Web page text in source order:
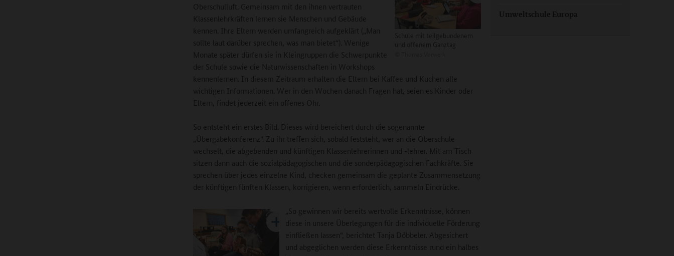
Oberschulluft. Gemeinsam mit den ihnen vertrauten
Klassenlehrkräften lernen sie Menschen und Gebäude
kennen. Ihre Eltern werden umfangreich aufgeklärt („Man
sollte laut darüber sprechen, was man bietet“). Wenige
Monate später dürfen sie in Kleingruppen die Schwerpunkte
der Schule sowie die Naturwissenschaften in Workshops
kennenlernen. In diesem Zeitraum erhalten die Eltern bei Kaffee und Kuchen alle
wichtigen Informationen. Wer in den Wochen danach Fragen hat, seien es Kinder oder
Eltern, findet jederzeit ein offenes Ohr.
So entsteht ein erstes Bild. Dieses wird bereichert durch die sogenannte
„Übergabekonferenz“. Zu ihr treffen sich, sobald feststeht, wer an die Oberschule
wechselt, die abgebenden und künftigen Klassenlehrerinnen und -lehrer. Mit am Tisch
sitzen dann auch die sozialpädagogischen und die sonderpädagogischen Fachkräfte. Sie
sprechen über jedes einzelne Kind, checken gemeinsam die geplante Zusammensetzung
der künftigen fünften Klassen, korrigieren, wenn erforderlich, sammeln Eindrücke.
„So gewinnen wir bereits wertvolle Erkenntnisse, können
diese in unsere Überlegungen für die individuelle Förderung
einfließen lassen“, berichtet Tanja Döbbeler. Abgesichert
und abgeglichen werden diese Erkenntnisse rund ein halbes
Umweltschule Europa